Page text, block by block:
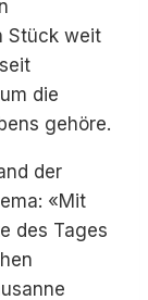
Stück weit
die
gehöre.
der
«Mit
des Tages